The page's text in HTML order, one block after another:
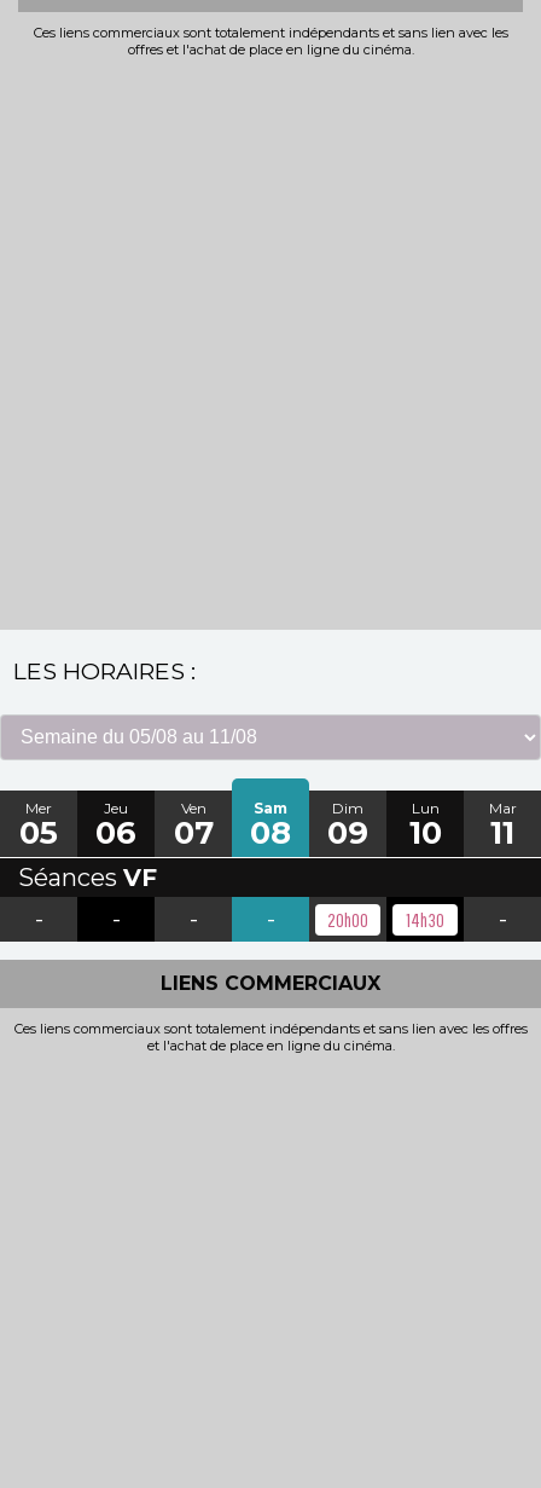
Ces liens commerciaux sont totalement indépendants et sans lien avec les
offres et l'achat de place en ligne du cinéma.
LES HORAIRES :
Mer
05
Jeu
06
Ven
07
Sam
08
Dim
09
Lun
10
Mar
11
Séances VF
-
- - - 20h00 14h30 -
LIENS COMMERCIAUX
Ces liens commerciaux sont totalement indépendants et sans lien avec les offres
et l'achat de place en ligne du cinéma.